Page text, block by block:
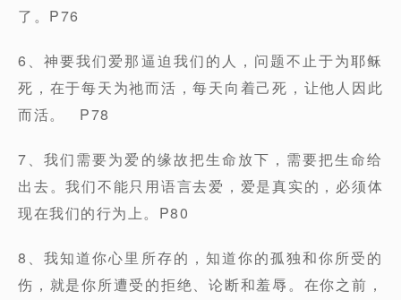
了。P76
6、神要我们爱那逼迫我们的人，问题不止于为耶稣
死，在于每天为祂而活，每天向着己死，让他人因此
而活。 P78
7、我们需要为爱的缘故把生命放下，需要把生命给
出去。我们不能只用语言去爱，爱是真实的，必须体
现在我们的行为上。P80
8、我知道你心里所存的，知道你的孤独和你所受的
伤，就是你所遭受的拒绝、论断和羞辱。在你之前，